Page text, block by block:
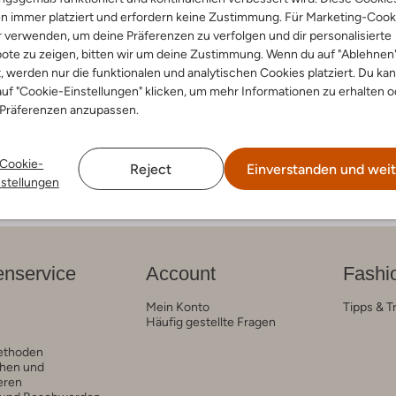
immer platziert und erfordern keine Zustimmung. Für Marketing-
verwenden, um deine Präferenzen zu verfolgen und dir personalisierte
zu zeigen, bitten wir um deine Zustimmung. Wenn du auf
werden nur die funktionalen und analytischen Cookies platziert. Du
"Cookie-Einstellungen" klicken, um mehr Informationen zu erhalten
anzupassen.
Cookie-
Reject Einverstanden und
Pears
€ 31,99
Apples & Pears
Sneaker Low
€ 74,95
€ 29,99
und
Account
Mein Konto
Häufig gestellte Fragen
Tipps &